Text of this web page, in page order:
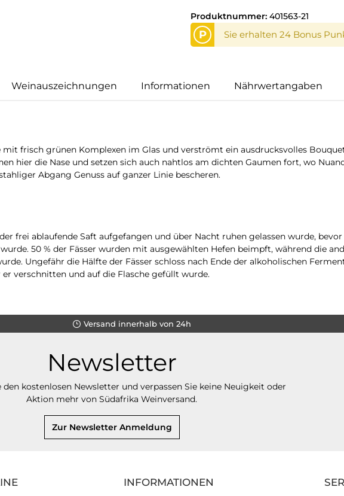
Produktnummer: 401563-21
P Sie erhalten 24 Bonus
Weinauszeichnungen Informationen Nährwertangaben
frisch grünen Komplexen im Glas und verströmt ein ausdrucksvolles
hier die Nase und setzen sich auch nahtlos am dichten Gaumen fort, wo
Abgang Genuss auf ganzer Linie bescheren.
frei ablaufende Saft aufgefangen und über Nacht ruhen gelassen wurde,
50 % der Fässer wurden mit ausgewählten Hefen beimpft, während die
Ungefähr die Hälfte der Fässer schloss nach Ende der alkoholischen
verschnitten und auf die Flasche gefüllt wurde.
Versand innerhalb von 24h
Newsletter
den kostenlosen Newsletter und verpassen Sie keine Neuigkeit oder
Aktion mehr von Südafrika Weinversand.
Zur Newsletter Anmeldung
INFORMATIONEN